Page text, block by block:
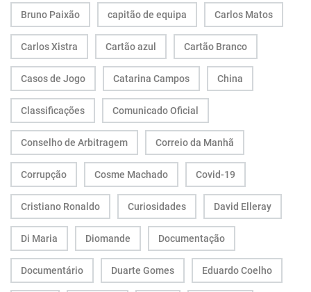
Bruno Paixão capitão de equipa Carlos Matos
Carlos Xistra Cartão azul Cartão Branco
Casos de Jogo Catarina Campos China
Classificações Comunicado Oficial
Conselho de Arbitragem Correio da Manhã
Corrupção Cosme Machado Covid-19
Cristiano Ronaldo Curiosidades David Elleray
Di Maria Diomande Documentação
Documentário Duarte Gomes Eduardo Coelho